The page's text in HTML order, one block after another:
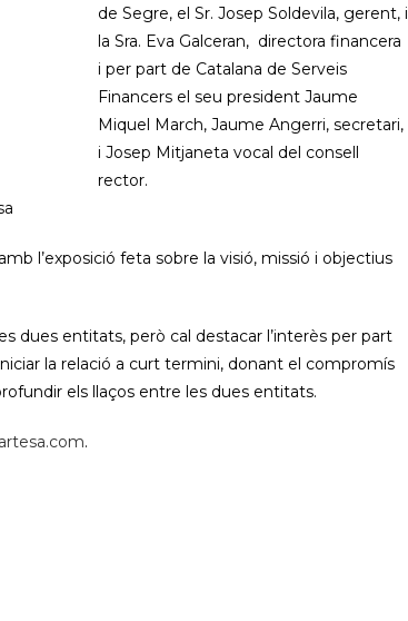
de Segre, el Sr. Josep Soldevila, gerent, i
la Sra. Eva Galceran, directora financera
i per part de Catalana de Serveis
Financers el seu president Jaume
Miquel March, Jaume Angerri, secretari,
i Josep Mitjaneta vocal del consell
rector.
l’exposició feta sobre la visió, missió i objectius
dues entitats, però cal destacar l’interès per part
la relació a curt termini, donant el compromís
els llaços entre les dues entitats.
.